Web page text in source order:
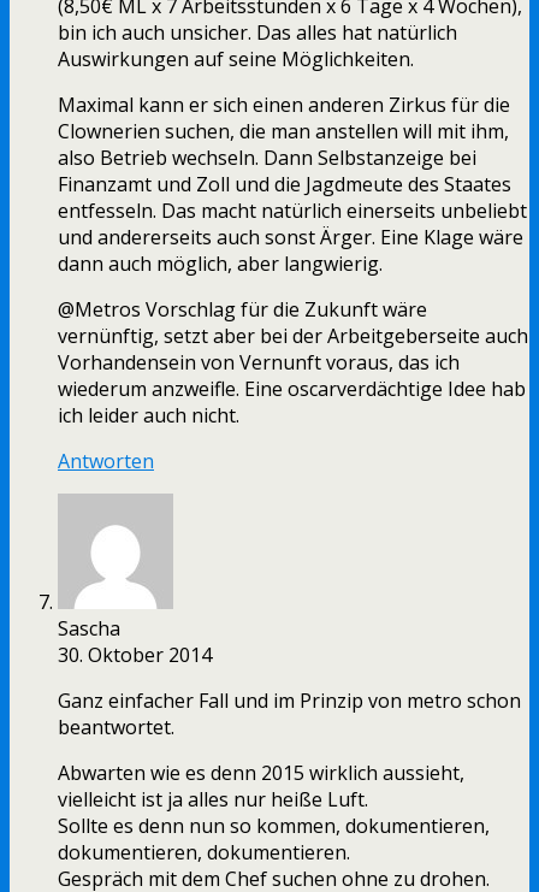
(8,50€ ML x 7 Arbeitsstunden x 6 Tage x 4 Wochen),
bin ich auch unsicher. Das alles hat natürlich
Auswirkungen auf seine Möglichkeiten.
Maximal kann er sich einen anderen Zirkus für die
Clownerien suchen, die man anstellen will mit ihm,
also Betrieb wechseln. Dann Selbstanzeige bei
Finanzamt und Zoll und die Jagdmeute des Staates
entfesseln. Das macht natürlich einerseits unbeliebt
und andererseits auch sonst Ärger. Eine Klage wäre
dann auch möglich, aber langwierig.
@Metros Vorschlag für die Zukunft wäre
vernünftig, setzt aber bei der Arbeitgeberseite auch
Vorhandensein von Vernunft voraus, das ich
wiederum anzweifle. Eine oscarverdächtige Idee hab
ich leider auch nicht.
Antworten
Sascha
30. Oktober 2014
Ganz einfacher Fall und im Prinzip von metro schon
beantwortet.
Abwarten wie es denn 2015 wirklich aussieht,
vielleicht ist ja alles nur heiße Luft.
Sollte es denn nun so kommen, dokumentieren,
dokumentieren, dokumentieren.
Gespräch mit dem Chef suchen ohne zu drohen.